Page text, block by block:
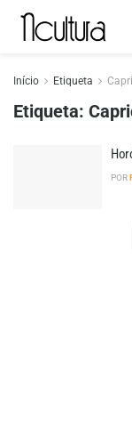
Início Etiqueta
Etiqueta:
POR